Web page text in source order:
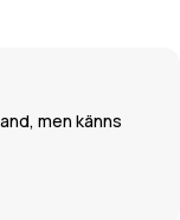
men känns